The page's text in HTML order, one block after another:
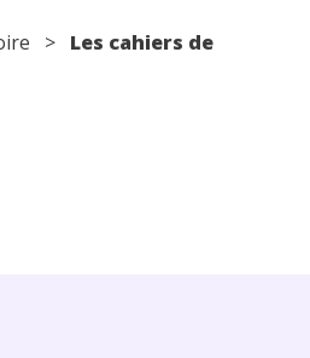
> Les cahiers de